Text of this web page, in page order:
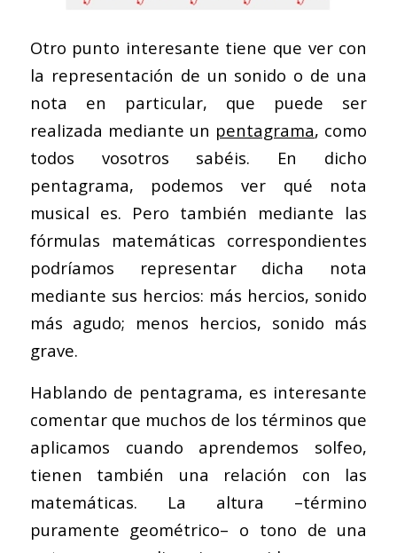
Otro punto interesante tiene que ver con
la representación de un sonido o de una
nota en particular, que puede ser
realizada mediante un pentagrama, como
todos vosotros sabéis. En dicho
pentagrama, podemos ver qué nota
musical es. Pero también mediante las
fórmulas matemáticas correspondientes
podríamos representar dicha nota
mediante sus hercios: más hercios, sonido
más agudo; menos hercios, sonido más
grave.
Hablando de pentagrama, es interesante
comentar que muchos de los términos que
aplicamos cuando aprendemos solfeo,
tienen también una relación con las
matemáticas. La altura –término
puramente geométrico– o tono de una